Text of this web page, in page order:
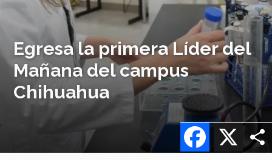
Egresa la primera Líder del
Mañana del campus
Chihuahua
X
Facebook